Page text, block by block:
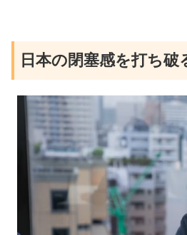
日本の閉塞感を打ち